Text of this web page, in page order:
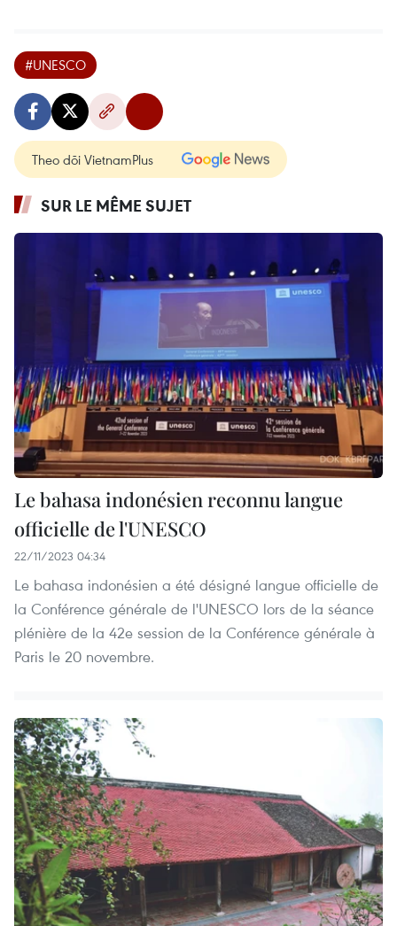
#UNESCO
Theo dõi VietnamPlus
SUR LE MÊME SUJET
Le bahasa indonésien reconnu langue
officielle de l'UNESCO
22/11/2023 04:34
Le bahasa indonésien a été désigné langue officielle de
la Conférence générale de l'UNESCO lors de la séance
plénière de la 42e session de la Conférence générale à
Paris le 20 novembre.